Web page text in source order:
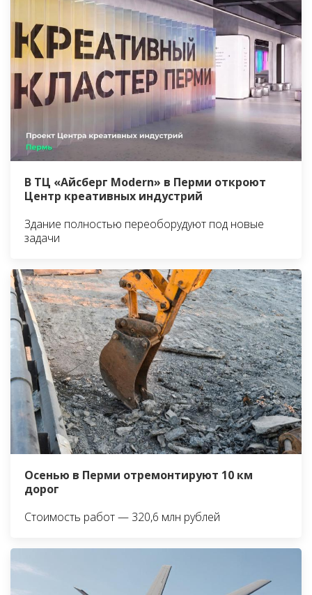
В ТЦ «Айсберг Modern» в Перми откроют
Центр креативных индустрий
Здание полностью переоборудуют под новые
задачи
Осенью в Перми отремонтируют 10 км
дорог
Стоимость работ — 320,6 млн рублей